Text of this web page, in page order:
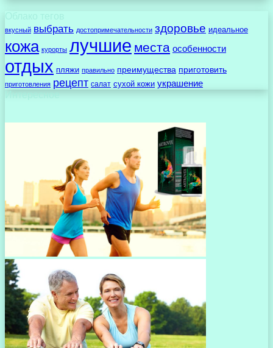
Облако тегов
вкусный выбрать достопримечательности здоровье идеальное
кожа курорты лучшие места особенности
отдых пляжи правильно преимущества приготовить
приготовления рецепт салат сухой кожи украшение